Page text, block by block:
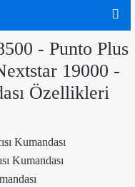
- Punto Plus
19000 -
Özellikleri
Kumandası
Kumandası